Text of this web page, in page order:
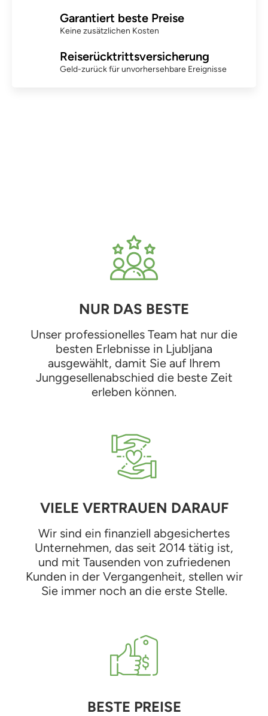
Garantiert beste Preise
Keine zusätzlichen Kosten
Reiserücktrittsversicherung
Geld-zurück für unvorhersehbare Ereignisse
NUR DAS BESTE
Unser professionelles Team hat nur die
besten Erlebnisse in Ljubljana
ausgewählt, damit Sie auf Ihrem
Junggesellenabschied die beste Zeit
erleben können.
VIELE VERTRAUEN DARAUF
Wir sind ein finanziell abgesichertes
Unternehmen, das seit 2014 tätig ist,
und mit Tausenden von zufriedenen
Kunden in der Vergangenheit, stellen wir
Sie immer noch an die erste Stelle.
BESTE PREISE